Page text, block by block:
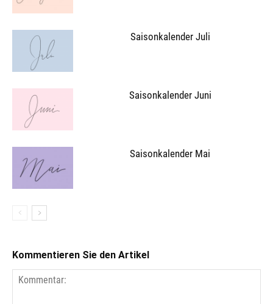
Saisonkalender Juli
Saisonkalender Juni
Saisonkalender Mai
Kommentieren Sie den Artikel